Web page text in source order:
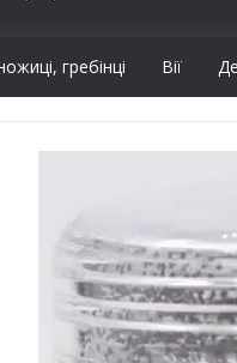
гребінці Вії